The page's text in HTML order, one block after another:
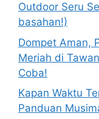
Outdoor Seru
basahan!)
Dompet Aman,
Meriah di
Coba!
Kapan Waktu
Panduan